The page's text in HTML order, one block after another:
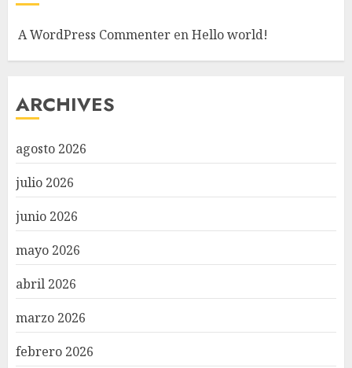
A WordPress Commenter enHello world!
ARCHIVES
agosto 2026
julio 2026
junio 2026
mayo 2026
abril 2026
marzo 2026
febrero 2026